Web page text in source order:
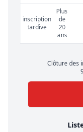
inscription
tardive
Plus
de
20
ans
Clôture des